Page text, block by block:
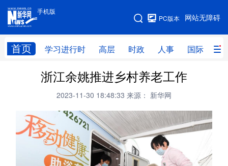
手机版
网站无障碍
PC版本
首页 学习进行时 高层 时政 人事 国际 财
手机版
网站地图
学习进行时 高层 时政
财经 网评
台湾 思客智库 全球连线 教育
科技 科创 量子
书画 健康 军事
浙江余姚推进乡村养老工作
2023-11-30 18:48:33 来源： 新华网